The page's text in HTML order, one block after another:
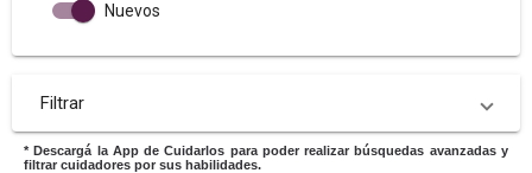
Nuevos
Filtrar
* Descargá la App de Cuidarlos para poder realizar búsquedas avanzadas y
filtrar cuidadores por sus habilidades.